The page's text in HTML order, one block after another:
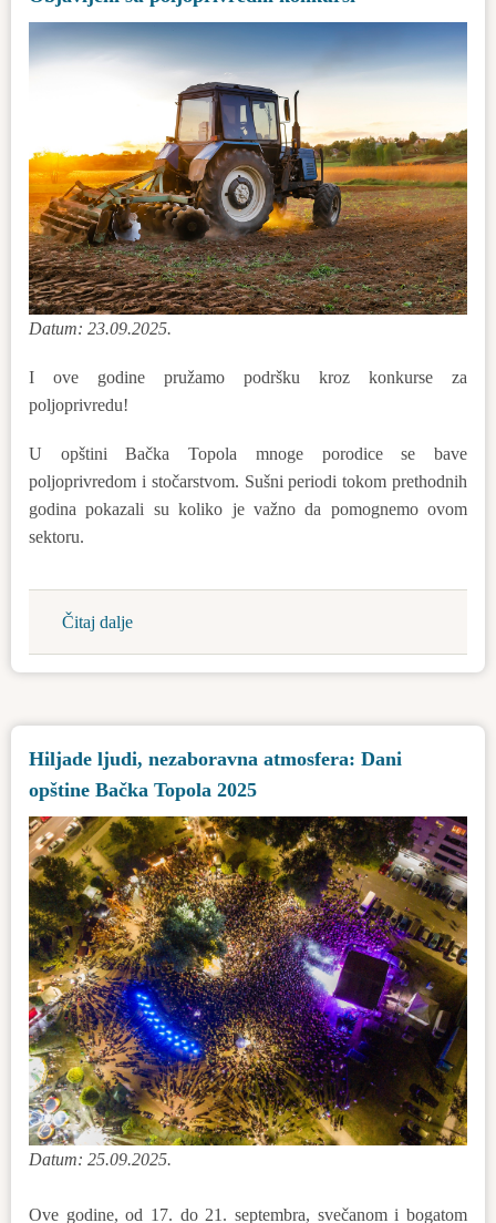
Datum: 23.09.2025.
I ove godine pružamo podršku kroz konkurse za
poljoprivredu!
U opštini Bačka Topola mnoge porodice se bave
poljoprivredom i stočarstvom. Sušni periodi tokom prethodnih
godina pokazali su koliko je važno da pomognemo ovom
sektoru.
Čitaj dalje
Objavljeni
su
Hiljade ljudi, nezaboravna atmosfera: Dani
opštine Bačka Topola 2025
Datum: 25.09.2025.
Ove godine, od 17. do 21. septembra, svečanom i bogatom